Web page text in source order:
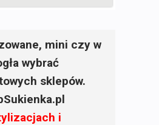
mini czy w
wybrać
sklepów.
i